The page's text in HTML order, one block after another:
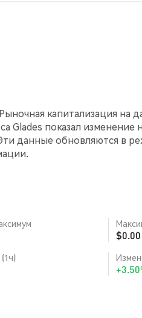
капитализация
Glades показал изменение
данные обновляются в
$0.00